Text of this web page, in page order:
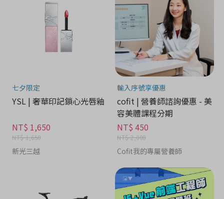
七夕限定
YSL | 奢華印記鎖心光唇釉
NT$ 1,650
NT$ 1,650
新光三越
輸入序號享優惠
cofit | 營養師諮詢優惠 - 美
容美體課程分期
NT$ 450
NT$ 2,000
Cofit我的專屬營養師